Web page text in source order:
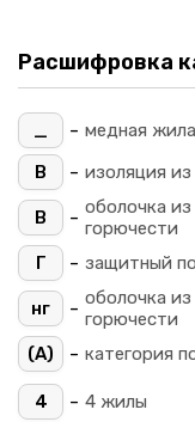
Расшифровка
_ - медная жила
В
- изоляция
В - оболочка
горючести
Г
- защитный
нг - оболочка
горючести
(A)
- категория
4 - 4 жилы